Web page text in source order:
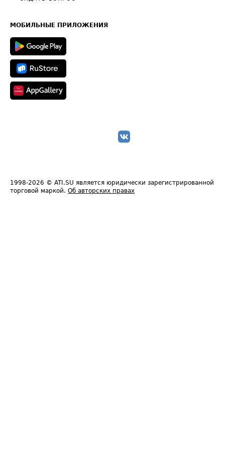
Техническая информация
МОБИЛЬНЫЕ ПРИЛОЖЕНИЯ
1998-2026 © ATI.SU является юридически зарегистрированной
торговой маркой. Об авторских правах